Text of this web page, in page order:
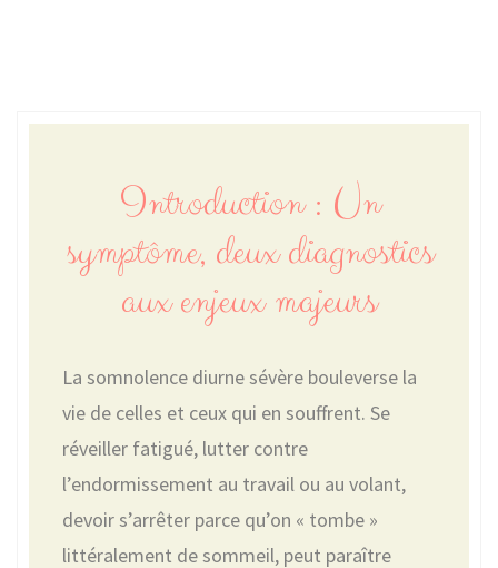
Introduction : Un
symptôme, deux diagnostics
aux enjeux majeurs
La somnolence diurne sévère bouleverse la
vie de celles et ceux qui en souffrent. Se
réveiller fatigué, lutter contre
l’endormissement au travail ou au volant,
devoir s’arrêter parce qu’on « tombe »
littéralement de sommeil, peut paraître